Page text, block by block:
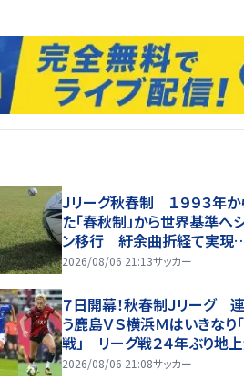
Ｊリーグ秋春制 １９９３年
た「春秋制」から世界基準へ
ン移行 紆余曲折経て実現
に開幕
2026/08/06 21:13サッカー
７日開幕！秋春制Ｊリーグ
う鹿島ＶＳ横浜Ｍはいきなり
戦」 リーグ戦２４年ぶり地上
立初の６万人超観衆動員へ
2026/08/06 21:08サッカー